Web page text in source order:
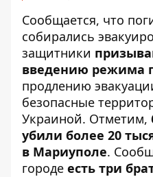
Сообщается, что
собирались
защитники
введению режима
продлению
безопасные
Украиной. Отметим,
убили более 20
в Мариуполе.
городе есть три